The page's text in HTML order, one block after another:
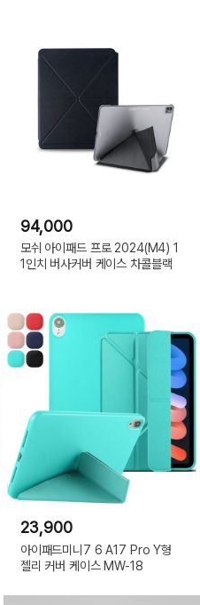
94,000
모쉬 아이패드 프로 2024(M4) 1
1인치 버사커버 케이스 차콜블랙
23,900
아이패드미니7 6 A17 Pro Y형
젤리 커버 케이스 MW-18